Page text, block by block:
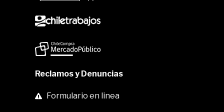
Reclamos y Denuncias
Formulario en linea